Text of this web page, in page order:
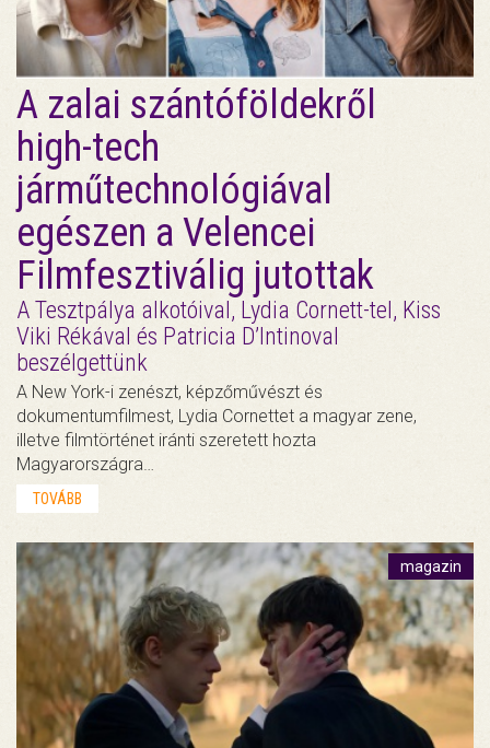
A zalai szántóföldekről
high-tech
járműtechnológiával
egészen a Velencei
Filmfesztiválig jutottak
A Tesztpálya alkotóival, Lydia Cornett-tel, Kiss
Viki Rékával és Patricia D’Intinoval
beszélgettünk
A New York-i zenészt, képzőművészt és
dokumentumfilmest, Lydia Cornettet a magyar zene,
illetve filmtörténet iránti szeretett hozta
Magyarországra…
TOVÁBB
magazin